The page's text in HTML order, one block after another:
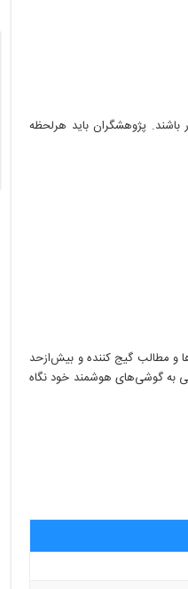
پژوهشگران باید هرلحظه
و مطالب گیج کننده و بیش‌ازحد
به گوشی‌های هوشمند خود نگاه